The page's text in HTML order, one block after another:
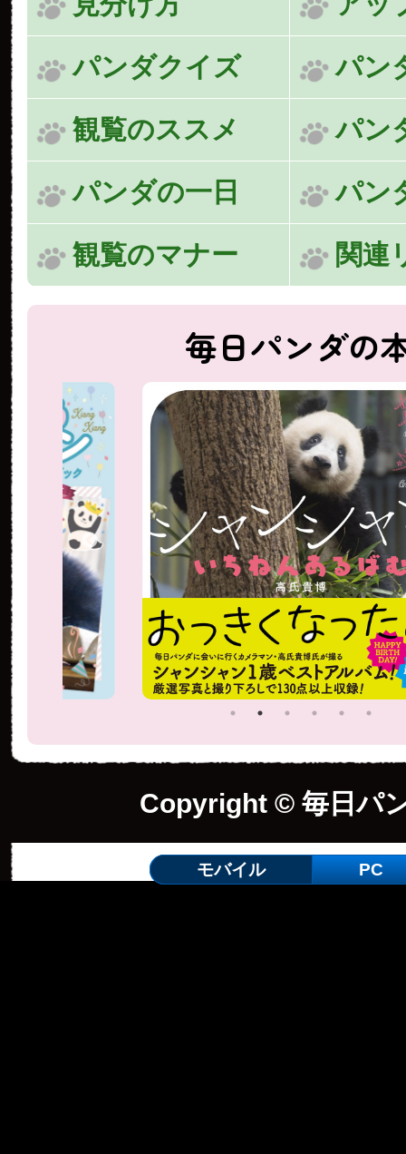
パンダクイズ パン
観覧のススメ パン
パンダの一日 パン
観覧のマナー 関連
毎日パンダの
Copyright © 毎日パ
モバイル PC